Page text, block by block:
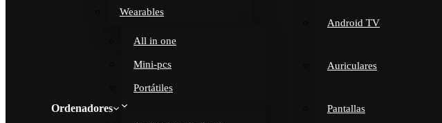
Wearables
Ordenadores
All in one
Mini-pcs
Portátiles
Android TV
Auriculares
Pantallas